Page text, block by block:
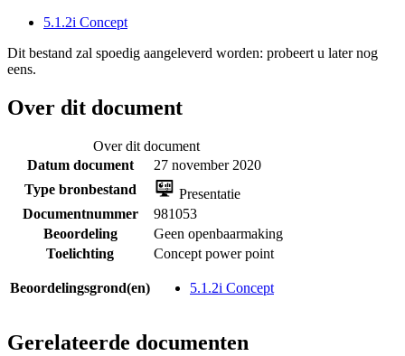
5.1.2i Concept
Dit bestand zal spoedig aangeleverd worden: probeert u later nog
eens.
Over dit document
Over dit document
Datum document
27 november 2020
Type bronbestand
Presentatie
Documentnummer
981053
Beoordeling
Geen openbaarmaking
Toelichting
Concept power point
Beoordelingsgrond(en) 5.1.2i Concept
Gerelateerde documenten